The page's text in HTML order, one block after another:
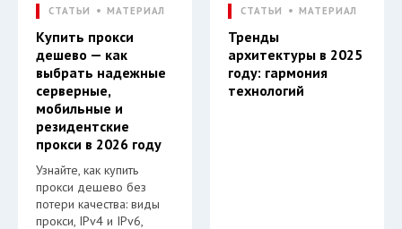
СТАТЬИ МАТЕРИАЛ
Купить прокси
дешево — как
выбрать надежные
серверные,
мобильные и
резидентские
прокси в 2026 году
Узнайте, как купить
прокси дешево без
потери качества: виды
прокси, IPv4 и IPv6,
СТАТЬИ МАТЕРИАЛ
Тренды
архитектуры в 2025
году: гармония
технологий